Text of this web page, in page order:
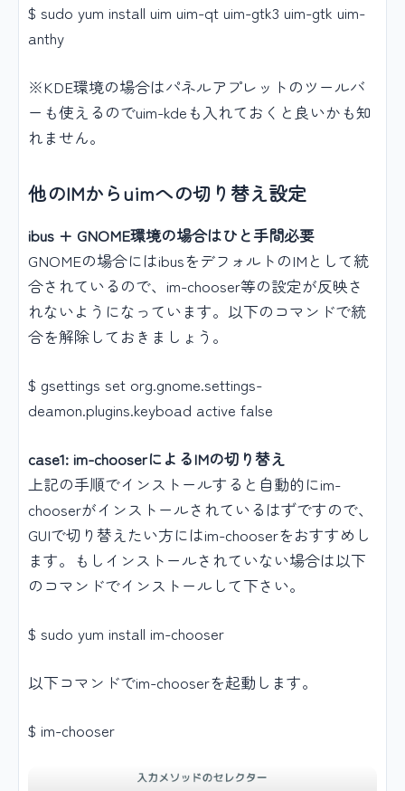
$ sudo yum install uim uim-qt uim-gtk3 uim-gtk uim-
anthy
※KDE環境の場合はパネルアプレットのツールバ
ーも使えるのでuim-kdeも入れておくと良いかも知
れません。
他のIMからuimへの切り替え設定
ibus + GNOME環境の場合はひと手間必要
GNOMEの場合にはibusをデフォルトのIMとして統
合されているので、im-chooser等の設定が反映さ
れないようになっています。以下のコマンドで統
合を解除しておきましょう。
$ gsettings set org.gnome.settings-
deamon.plugins.keyboad active false
case1: im-chooserによるIMの切り替え
上記の手順でインストールすると自動的にim-
chooserがインストールされているはずですので、
GUIで切り替えたい方にはim-chooserをおすすめし
ます。もしインストールされていない場合は以下
のコマンドでインストールして下さい。
$ sudo yum install im-chooser
以下コマンドでim-chooserを起動します。
$ im-chooser